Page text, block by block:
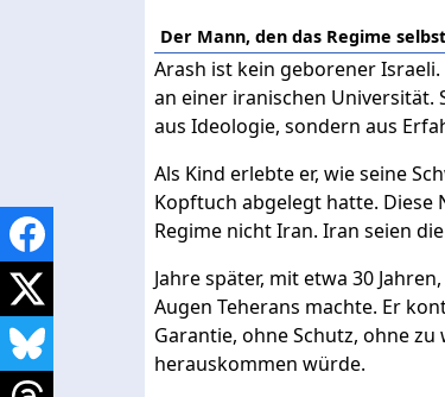
Der Mann, den das Regime
Arash ist kein geborener
an einer iranischen Universität.
aus Ideologie, sondern aus
Als Kind erlebte er, wie seine
Kopftuch abgelegt hatte. Diese
Regime nicht Iran. Iran seien
Jahre später, mit etwa 30
Augen Teherans machte. Er
Garantie, ohne Schutz, ohne
herauskommen würde.